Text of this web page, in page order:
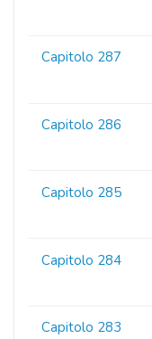
Capitolo 287
Capitolo 286
Capitolo 285
Capitolo 284
Capitolo 283